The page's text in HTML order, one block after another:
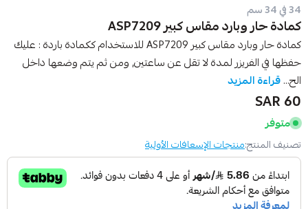
34 في 34 سم
كمادة حار وبارد مقاس كبير ASP7209
كمادة حار وبارد مقاس كبير ASP7209 للاستخدام ككمادة باردة : عليك
حفظها في الفريزر لمدة لا تقل عن ساعتين, ومن ثم يتم وضعها داخل
الح...قراءة المزيد
60 SAR
متوفر
تصنيف المنتج:منتجات الإسعافات الأولية